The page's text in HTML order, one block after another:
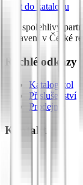
Zpět do katalogu
Váš spolehlivý
vybavení v České
Rychlé odkazy
Katalog kol
Příslušenství
Prodejny
Kontakt